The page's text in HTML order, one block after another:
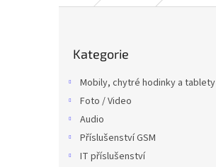
kategorie
Kategorie
Mobily, chytré hodinky a tablety
Foto / Video
Audio
Příslušenství GSM
IT příslušenství